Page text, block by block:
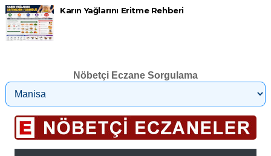
Karın Yağlarını Eritme Rehberi
Nöbetçi Eczane Sorgulama